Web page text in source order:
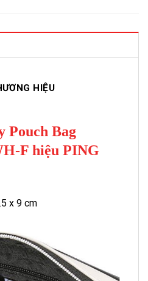
HIỆU
Pouch Bag
F hiệu PING
x 9 cm